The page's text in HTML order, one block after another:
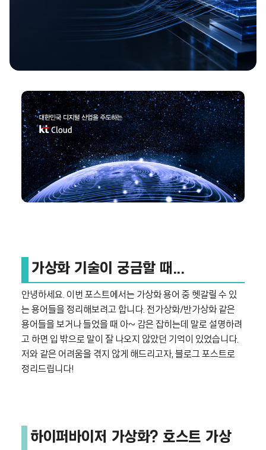
가상화 기술이 궁금할 때...
안녕하세요. 이번 포스트에서는 가상화 용어 중 헷갈릴 수 있
는 용어들을 정리해보려고 합니다. 전가상화/반가상화 같은
용어들을 보거나 들었을 때 아~ 감은 잡히는데 말로 설명하려
고 하면 입 밖으로 말이 잘 나오지 않았던 기억이 있었습니다.
저와 같은 어려움을 겪지 않게 해드리고자, 블로그 포스트로
정리드립니다!
하이퍼바이저 가상화? 호스트 가상